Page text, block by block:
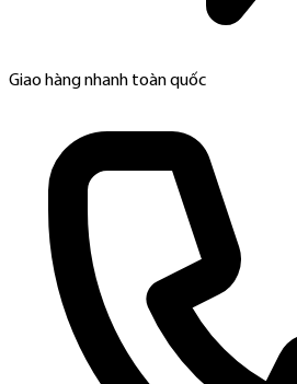
Giao hàng nhanh toàn quốc